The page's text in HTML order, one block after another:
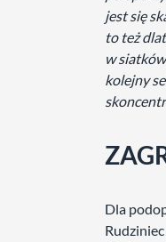
jest się
to też
w
kolejny
Dla